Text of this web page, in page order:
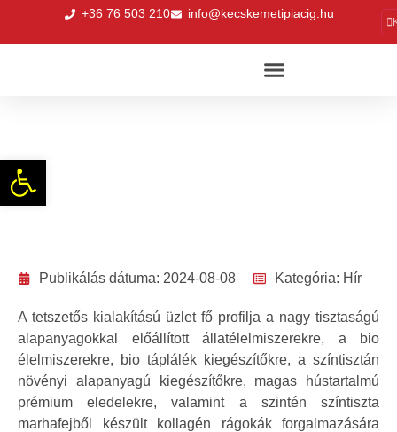
+36 76 503 210 info@kecskemetipiacig.hu
Publikálás dátuma: 2024-08-08 Kategória: Hír
A tetszetős kialakítású üzlet fő profilja a nagy tisztaságú
alapanyagokkal előállított állatélelmiszerekre, a bio
élelmiszerekre, bio táplálék kiegészítőkre, a színtisztán
növényi alapanyagú kiegészítőkre, magas hústartalmú
prémium eledelekre, valamint a szintén színtiszta
marhafejből készült kollagén rágokák forgalmazására
Eszköztár megnyitása